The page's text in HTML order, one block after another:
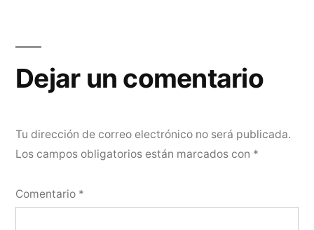
Dejar un comentario
Tu dirección de correo electrónico no será publicada.
Los campos obligatorios están marcados con *
Comentario *